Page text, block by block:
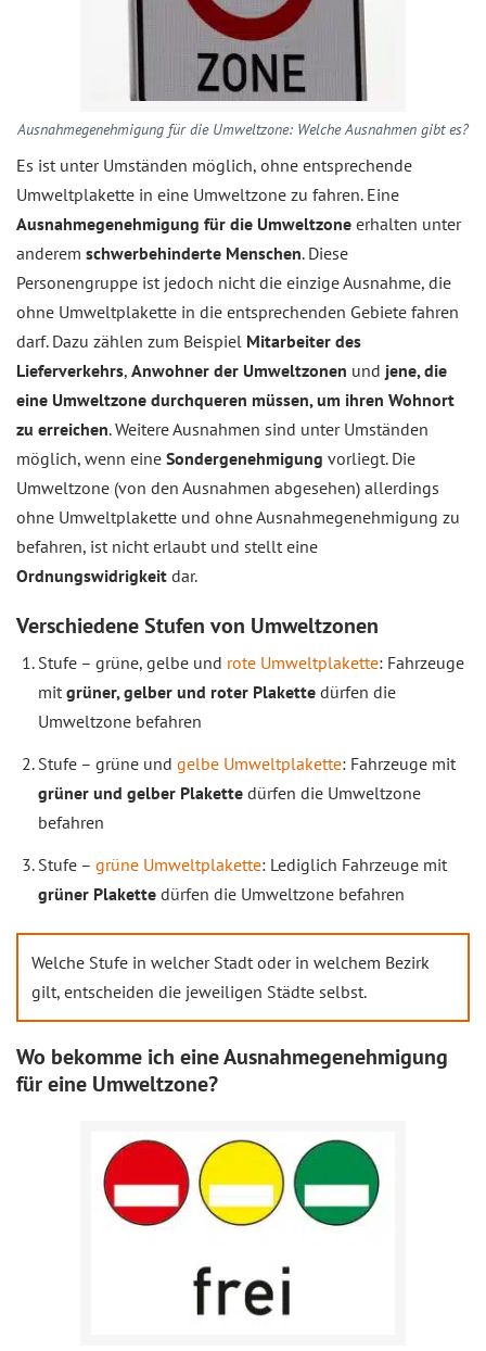
Ausnahmegenehmigung für die Umweltzone: Welche Ausnahmen gibt es?
Es ist unter Umständen möglich, ohne entsprechende
Umweltplakette in eine Umweltzone zu fahren. Eine
Ausnahmegenehmigung für die Umweltzone erhalten unter
anderem schwerbehinderte Menschen. Diese
Personengruppe ist jedoch nicht die einzige Ausnahme, die
ohne Umweltplakette in die entsprechenden Gebiete fahren
darf. Dazu zählen zum Beispiel Mitarbeiter des
Lieferverkehrs, Anwohner der Umweltzonen und jene, die
eine Umweltzone durchqueren müssen, um ihren Wohnort
zu erreichen. Weitere Ausnahmen sind unter Umständen
möglich, wenn eine Sondergenehmigung vorliegt. Die
Umweltzone (von den Ausnahmen abgesehen) allerdings
ohne Umweltplakette und ohne Ausnahmegenehmigung zu
befahren, ist nicht erlaubt und stellt eine
Ordnungswidrigkeit dar.
Verschiedene Stufen von Umweltzonen
Stufe – grüne, gelbe und rote Umweltplakette: Fahrzeuge
mit grüner, gelber und roter Plakette dürfen die
Umweltzone befahren
Stufe – grüne und gelbe Umweltplakette: Fahrzeuge mit
grüner und gelber Plakette dürfen die Umweltzone
befahren
Stufe – grüne Umweltplakette: Lediglich Fahrzeuge mit
grüner Plakette dürfen die Umweltzone befahren
Welche Stufe in welcher Stadt oder in welchem Bezirk
gilt, entscheiden die jeweiligen Städte selbst.
Wo bekomme ich eine Ausnahmegenehmigung
für eine Umweltzone?